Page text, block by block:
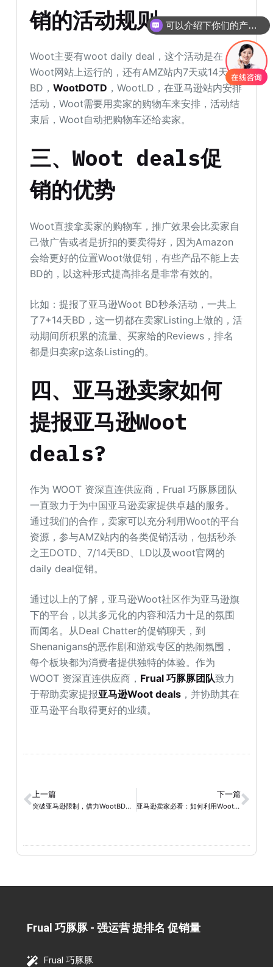
销的活动规则
Woot主要有woot daily deal，这个活动是在
Woot网站上运行的，还有AMZ站内7天或14天
BD，WootDOTD ，WootLD，在亚马逊站内安排
活动，Woot需要用卖家的购物车来安排，活动结
束后，Woot自动把购物车还给卖家。
三、Woot deals促
销的优势
Woot直接拿卖家的购物车，推广效果会比卖家自
己做广告或者是折扣的要卖得好，因为Amazon
会给更好的位置Woot做促销，有些产品不能上去
BD的，以这种形式提高排名是非常有效的。
比如：提报了亚马逊Woot BD秒杀活动，一共上
了7+14天BD，这一切都在卖家Listing上做的，活
动期间所积累的流量、买家给的Reviews，排名
都是归卖家p这条Listing的。
四、亚马逊卖家如何
提报亚马逊Woot
deals?
作为 WOOT 资深直连供应商，Frual 巧豚豚团队
一直致力于为中国亚马逊卖家提供卓越的服务。
通过我们的合作，卖家可以充分利用Woot的平台
资源，参与AMZ站内的各类促销活动，包括秒杀
之王DOTD、7/14天BD、LD以及woot官网的
daily deal促销。
通过以上的了解，亚马逊Woot社区作为亚马逊旗
下的平台，以其多元化的内容和活力十足的氛围
而闻名。从Deal Chatter的促销聊天，到
Shenanigans的恶作剧和游戏专区的热闹氛围，
每个板块都为消费者提供独特的体验。作为
WOOT 资深直连供应商， Frual 巧豚豚团队致力
于帮助卖家提报亚马逊Woot deals ，并协助其在
亚马逊平台取得更好的业绩。
上一篇
突破亚马逊限制，借力WootBD实现销售增长
下一篇
亚马逊卖家必看：如何利用Woot优化库存管理，提升品牌知名度并最大化利润
Frual 巧豚豚 - 强运营 提排名 促销量​
Frual 巧豚豚
可以介绍下你们的产品么